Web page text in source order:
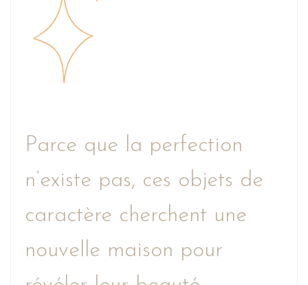
Parce que la perfection
n’existe pas, ces objets de
caractère cherchent une
nouvelle maison pour